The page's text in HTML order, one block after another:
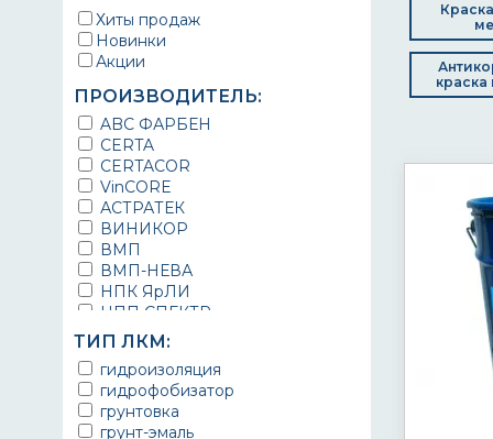
Хиты продаж
Новинки
Акции
ПРОИЗВОДИТЕЛЬ:
ABC ФАРБЕН
CERTA
CERTACOR
VinCORE
АСТРАТЕК
ВИНИКОР
ВМП
ВМП-НЕВА
НПК ЯрЛИ
НПП СПЕКТР
НПФ ЭМАЛЬ
ТЕРМА
УРЕПЛЕН
ТИП ЛКМ:
гидроизоляция
гидрофобизатор
грунтовка
грунт-эмаль
краска